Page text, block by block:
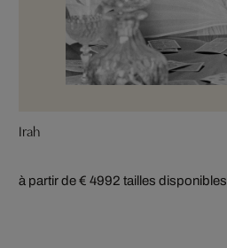
Irah
à partir de € 4992 tailles disponibles